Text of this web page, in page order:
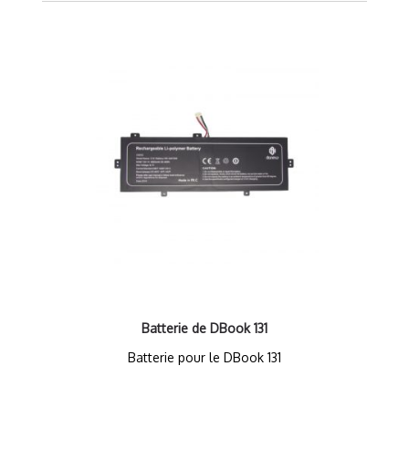
Batterie de DBook 131
Batterie pour le DBook 131